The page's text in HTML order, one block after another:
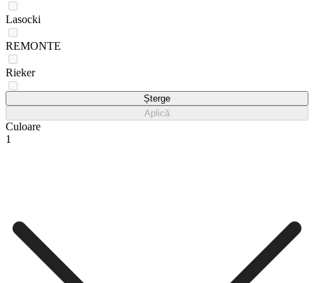
Lasocki
REMONTE
Rieker
Șterge
Aplică
Culoare
1